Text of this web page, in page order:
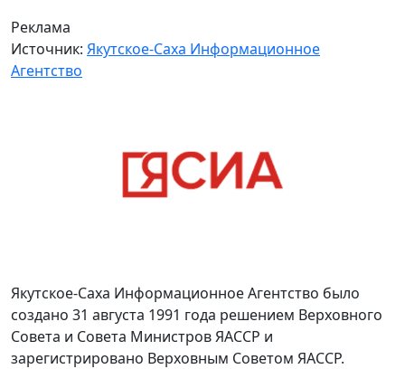
Реклама
Источник: Якутское-Саха Информационное
Агентство
Якутское-Саха Информационное Агентство было
создано 31 августа 1991 года решением Верховного
Совета и Совета Министров ЯАССР и
зарегистрировано Верховным Советом ЯАССР.